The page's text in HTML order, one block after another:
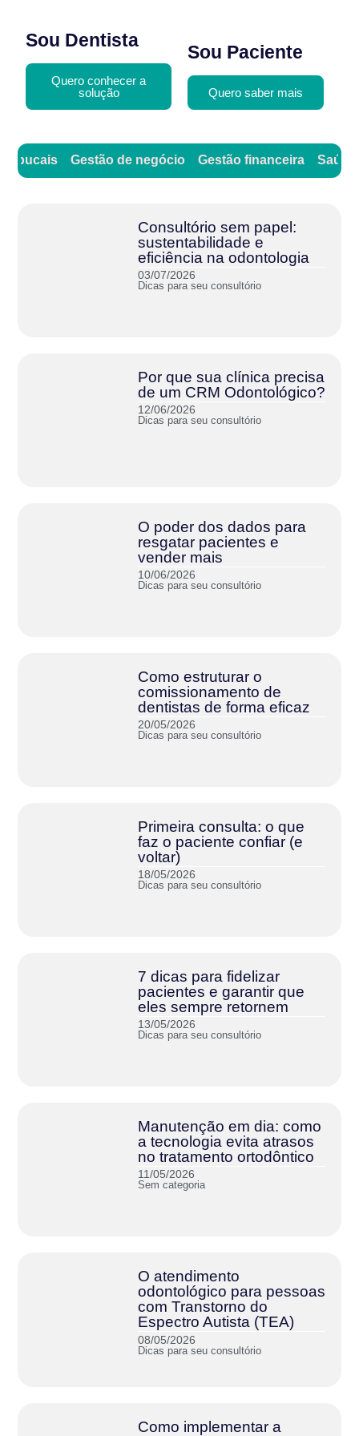
Sou Dentista
Quero conhecer a
solução
Sou Paciente
Quero saber mais
bucais Gestão de negócio Gestão financeira
Consultório sem papel:
sustentabilidade e
eficiência na odontologia
03/07/2026
Dicas para seu consultório
Por que sua clínica precisa
de um CRM Odontológico?
12/06/2026
Dicas para seu consultório
O poder dos dados para
resgatar pacientes e
vender mais
10/06/2026
Dicas para seu consultório
Como estruturar o
comissionamento de
dentistas de forma eficaz
20/05/2026
Dicas para seu consultório
Primeira consulta: o que
faz o paciente confiar (e
voltar)
18/05/2026
Dicas para seu consultório
7 dicas para fidelizar
pacientes e garantir que
eles sempre retornem
13/05/2026
Dicas para seu consultório
Manutenção em dia: como
a tecnologia evita atrasos
no tratamento ortodôntico
11/05/2026
Sem categoria
O atendimento
odontológico para pessoas
com Transtorno do
Espectro Autista (TEA)
08/05/2026
Dicas para seu consultório
Como implementar a